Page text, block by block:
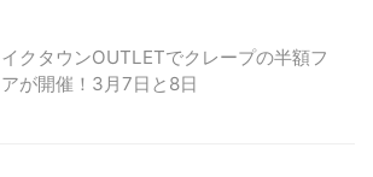
クタウンOUTLETでクレープの半額フ
が開催！3月7日と8日